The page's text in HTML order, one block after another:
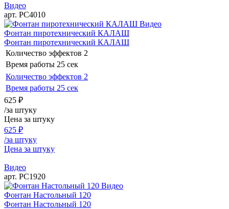
Видео
арт. РС4010
Видео
Фонтан пиротехнический КАЛАШ
Фонтан пиротехнический КАЛАШ
Количество эффектов 2
Время работы 25 сек
Количество эффектов 2
Время работы 25 сек
625 ₽
/за штуку
Цена за штуку
625 ₽
/за штуку
Цена за штуку
Видео
арт. РС1920
Видео
Фонтан Настольный 120
Фонтан Настольный 120